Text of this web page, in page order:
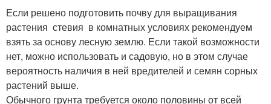
Если решено подготовить почву для выращивания
растения стевия в комнатных условиях рекомендуем
взять за основу лесную землю. Если такой возможности
нет, можно использовать и садовую, но в этом случае
вероятность наличия в ней вредителей и семян сорных
растений выше.
Обычного грунта требуется около половины от всей